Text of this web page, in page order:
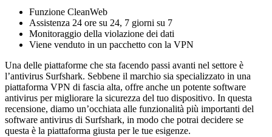
Funzione CleanWeb
Assistenza 24 ore su 24, 7 giorni su 7
Monitoraggio della violazione dei dati
Viene venduto in un pacchetto con la VPN
Una delle piattaforme che sta facendo passi avanti nel settore è
l’antivirus Surfshark. Sebbene il marchio sia specializzato in una
piattaforma VPN di fascia alta, offre anche un potente software
antivirus per migliorare la sicurezza del tuo dispositivo. In questa
recensione, diamo un’occhiata alle funzionalità più importanti del
software antivirus di Surfshark, in modo che potrai decidere se
questa è la piattaforma giusta per le tue esigenze.